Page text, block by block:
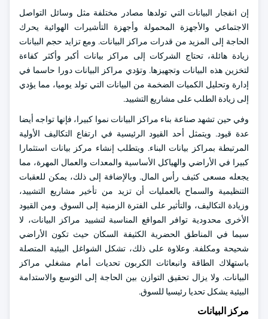
إن انفجار البيانات التي تولدها مصادر مختلفة مثل وسائل التواصل
الاجتماعي والأجهزة المحمولة وأجهزة التأشيرات الهوائية يحرك
الحاجة إلى المزيد من قدرات مراكز البيانات. ومع تزايد حجم البيانات
زيادة هائلة، تحتاج الشركات إلى مراكز بيانات أكبر وأكثر كفاءة
لتخزين هذه البيانات وتجهيزها. وتؤدي مراكز البيانات دورا حاسما في
إدارة وتحليل الكميات الضخمة من البيانات التي تولد يوميا، مما يؤدي
إلى زيادة الطلب على مشاريع التشييد.
وفي حين تشهد صناعة بناء مراكز البيانات نموا كبيرا، فإنها تواجه أيضا
عدة قيود. ويتمثل أحد القيود الرئيسية في ارتفاع التكاليف الأولية
المرتبطة بمراكز بيانات البناء. ويتطلب إنشاء مركز بيانات استثمارا
كبيرا في الأراضي والهياكل الأساسية والمعدات والعمال المهرة، مما
يجعله مسعى كثيف رأس المال. وبالإضافة إلى ذلك، يمكن للعقبات
التنظيمية والسماح بالعمليات أن تزيد من تأخير مشاريع التشييد،
وزيادة التكاليف، والتأثير على الفترة الزمنية إلى السوق. ومن القيود
الأخرى محدودية توافر المواقع المناسبة لتشييد مراكز البيانات، لا
سيما في المناطق الحضرية الكثيفة السكان حيث تكون الأراضي
شحيحة ومكلفة. وعلاوة على ذلك، تشكل الشواغل البيئية المتصلة
باستهلاك الطاقة وانبعاثات الكربون تحديات أمام مشغلي مراكز
البيانات. ولا يزال تحقيق التوازن بين الحاجة إلى التوسع والاستدامة
البيئية يشكل تحديا رئيسيا للسوق.
مركز البيانات